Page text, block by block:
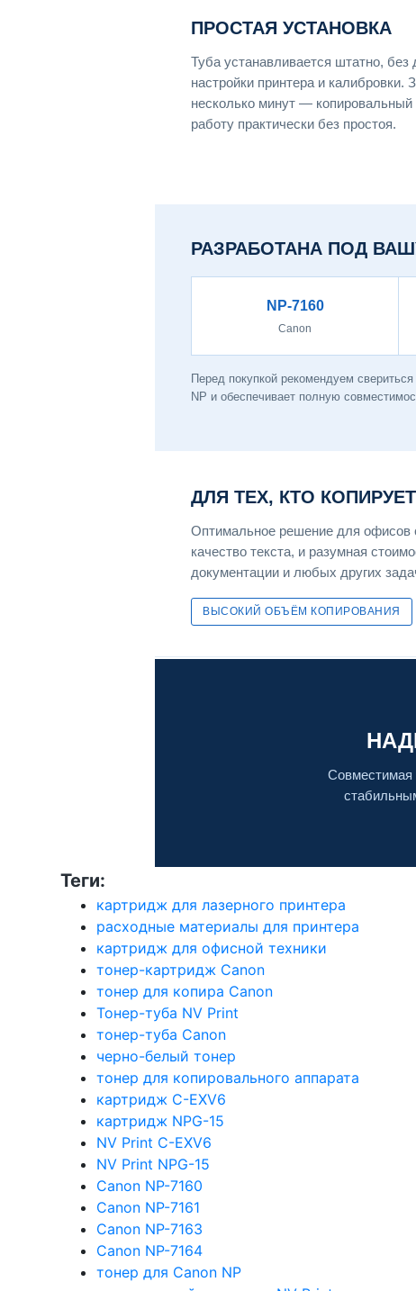
ПРОСТАЯ УСТАНОВКА
Туба устанавливается штатно, без
настройки принтера и калибровки.
несколько минут — копировальный
работу практически без простоя.
РАЗРАБОТАНА ПОД
NP-7160
Canon
Перед покупкой рекомендуем
NP и обеспечивает полную
ДЛЯ ТЕХ, КТО
Оптимальное решение для офисов
качество текста, и разумная
документации и любых других
ВЫСОКИЙ ОБЪЁМ КОПИРОВАНИЯ
Совместимая
Теги:
картридж для лазерного принтера
расходные материалы для принтера
картридж для офисной техники
тонер-картридж Canon
тонер для копира Canon
Тонер-туба NV Print
тонер-туба Canon
черно-белый тонер
тонер для копировального аппарата
картридж C-EXV6
картридж NPG-15
NV Print C-EXV6
NV Print NPG-15
Canon NP-7160
Canon NP-7161
Canon NP-7163
Canon NP-7164
тонер для Canon NP